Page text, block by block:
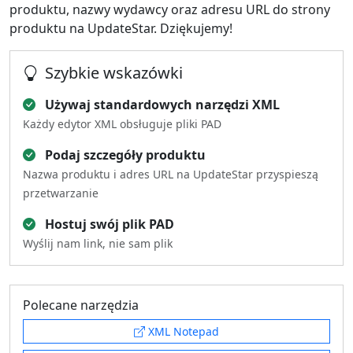
produktu, nazwy wydawcy oraz adresu URL do strony
produktu na UpdateStar. Dziękujemy!
Szybkie wskazówki
Używaj standardowych narzędzi XML
Każdy edytor XML obsługuje pliki PAD
Podaj szczegóły produktu
Nazwa produktu i adres URL na UpdateStar przyspieszą
przetwarzanie
Hostuj swój plik PAD
Wyślij nam link, nie sam plik
Polecane narzędzia
XML Notepad